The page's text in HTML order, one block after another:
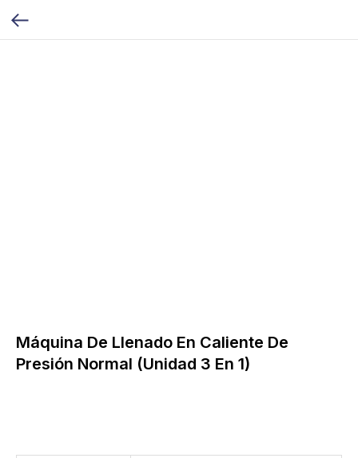
Máquina De Llenado En Caliente De
Presión Normal (Unidad 3 En 1)